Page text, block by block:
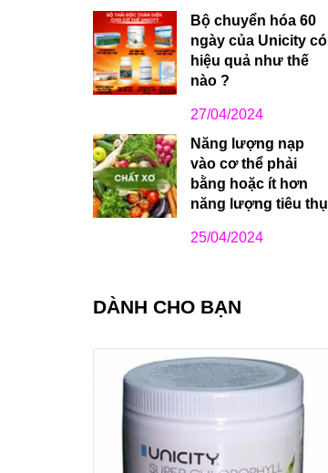
Bộ chuyển hóa 60
ngày của Unicity có
hiệu quả như thế
nào ?
27/04/2024
Năng lượng nạp
vào cơ thể phải
bằng hoặc ít hơn
năng lượng tiêu thụ
25/04/2024
DÀNH CHO BẠN